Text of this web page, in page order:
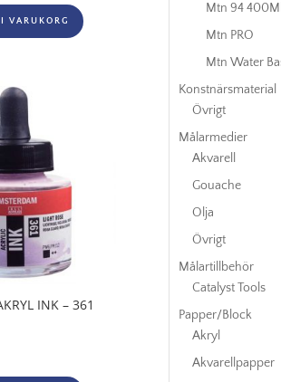
VARUKORG
INK – 361
Mtn 94 400Ml
Mtn PRO
Mtn Water
Konstnärsmaterial
Övrigt
Målarmedier
Akvarell
Gouache
Olja
Övrigt
Målartillbehör
Catalyst Tools
Papper/Block
Akryl
Akvarellpapper